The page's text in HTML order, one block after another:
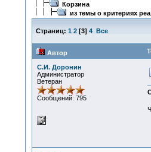
Корзина
из темы о критериях
Страниц: 1 2[3] 4 Все
Автор
С.И. Доронин
Администратор
Ветеран
Сообщений: 795